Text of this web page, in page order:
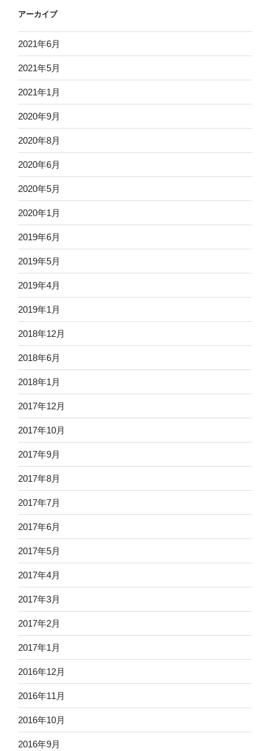
アーカイブ
2021年6月
2021年5月
2021年1月
2020年9月
2020年8月
2020年6月
2020年5月
2020年1月
2019年6月
2019年5月
2019年4月
2019年1月
2018年12月
2018年6月
2018年1月
2017年12月
2017年10月
2017年9月
2017年8月
2017年7月
2017年6月
2017年5月
2017年4月
2017年3月
2017年2月
2017年1月
2016年12月
2016年11月
2016年10月
2016年9月